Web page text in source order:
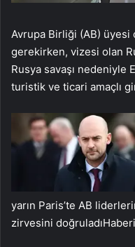
Avrupa Birliği (AB) üyesi
gerekirken, vizesi olan
Rusya savaşı nedeniyle
turistik ve ticari amaçlı
yarın Paris’te AB
zirvesini doğruladı